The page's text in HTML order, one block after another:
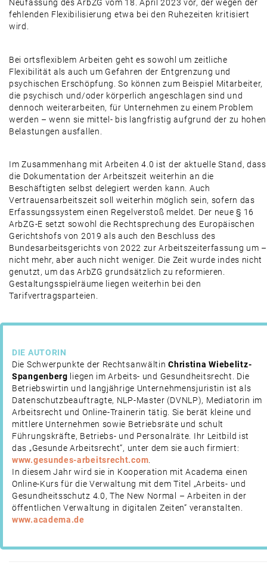
Neufassung des ArbZG vom 18. April 2023 vor, der wegen der
fehlenden Flexibilisierung etwa bei den Ruhezeiten kritisiert
wird.
Bei ortsflexiblem Arbeiten geht es sowohl um zeitliche
Flexibilität als auch um Gefahren der Entgrenzung und
psychischen Erschöpfung. So können zum Beispiel Mitarbeiter,
die psychisch und/oder körperlich angeschlagen sind und
dennoch weiterarbeiten, für Unternehmen zu einem Problem
werden – wenn sie mittel- bis langfristig aufgrund der zu hohen
Belastungen ausfallen.
Im Zusammenhang mit Arbeiten 4.0 ist der aktuelle Stand, dass
die Dokumentation der Arbeitszeit weiterhin an die
Beschäftigten selbst delegiert werden kann. Auch
Vertrauensarbeitszeit soll weiterhin möglich sein, sofern das
Erfassungssystem einen Regelverstoß meldet. Der neue § 16
ArbZG-E setzt sowohl die Rechtsprechung des Europäischen
Gerichtshofs von 2019 als auch den Beschluss des
Bundesarbeitsgerichts von 2022 zur Arbeitszeiterfassung um –
nicht mehr, aber auch nicht weniger. Die Zeit wurde indes nicht
genutzt, um das ArbZG grundsätzlich zu reformieren.
Gestaltungsspielräume liegen weiterhin bei den
Tarifvertragsparteien.
DIE AUTORIN
Die Schwerpunkte der RechtsanwältinChristina Wiebelitz-
Spangenberg liegen im Arbeits- und Gesundheitsrecht. Die
Betriebswirtin und langjährige Unternehmensjuristin ist als
Datenschutzbeauftragte, NLP-Master (DVNLP), Mediatorin im
Arbeitsrecht und Online-Trainerin tätig. Sie berät kleine und
mittlere Unternehmen sowie Betriebsräte und schult
Führungskräfte, Betriebs- und Personalräte. Ihr Leitbild ist
das „Gesunde Arbeitsrecht“, unter dem sie auch firmiert:
www.gesundes-arbeitsrecht.com.
In diesem Jahr wird sie in Kooperation mit Academa einen
Online-Kurs für die Verwaltung mit dem Titel „Arbeits- und
Gesundheitsschutz 4.0, The New Normal – Arbeiten in der
öffentlichen Verwaltung in digitalen Zeiten“ veranstalten.
www.academa.de